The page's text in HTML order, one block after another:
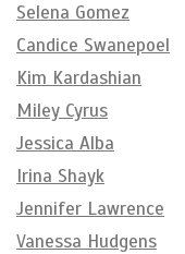
Selena Gomez
Candice Swanepoel
Kim Kardashian
Miley Cyrus
Jessica Alba
Irina Shayk
Jennifer Lawrence
Vanessa Hudgens